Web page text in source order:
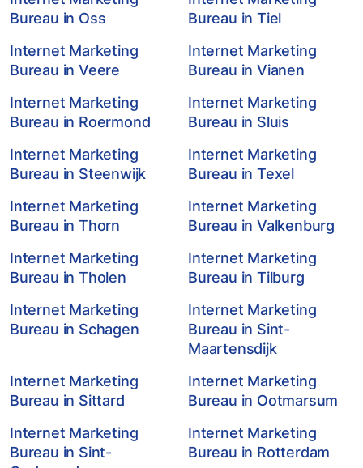
Bureau in Oss
Bureau in Tiel
Internet Marketing
Bureau in Veere
Internet Marketing
Bureau in Vianen
Internet Marketing
Bureau in Roermond
Internet Marketing
Bureau in Sluis
Internet Marketing
Bureau in Steenwijk
Internet Marketing
Bureau in Texel
Internet Marketing
Bureau in Thorn
Internet Marketing
Bureau in Valkenburg
Internet Marketing
Bureau in Tholen
Internet Marketing
Bureau in Tilburg
Internet Marketing
Bureau in Schagen
Internet Marketing
Bureau in Sint-
Maartensdijk
Internet Marketing
Bureau in Sittard
Internet Marketing
Bureau in Ootmarsum
Internet Marketing
Bureau in Sint-
Internet Marketing
Bureau in Rotterdam